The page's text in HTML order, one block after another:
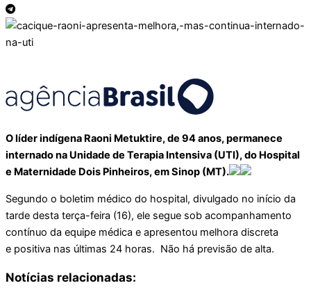
O líder indígena Raoni Metuktire, de 94 anos, permanece
internado na Unidade de Terapia Intensiva (UTI), do Hospital
e Maternidade Dois Pinheiros, em Sinop (MT).
Segundo o boletim médico do hospital, divulgado no início da
tarde desta terça-feira (16), ele segue sob acompanhamento
contínuo da equipe médica e apresentou melhora discreta
e positiva nas últimas 24 horas. Não há previsão de alta.
Notícias relacionadas: